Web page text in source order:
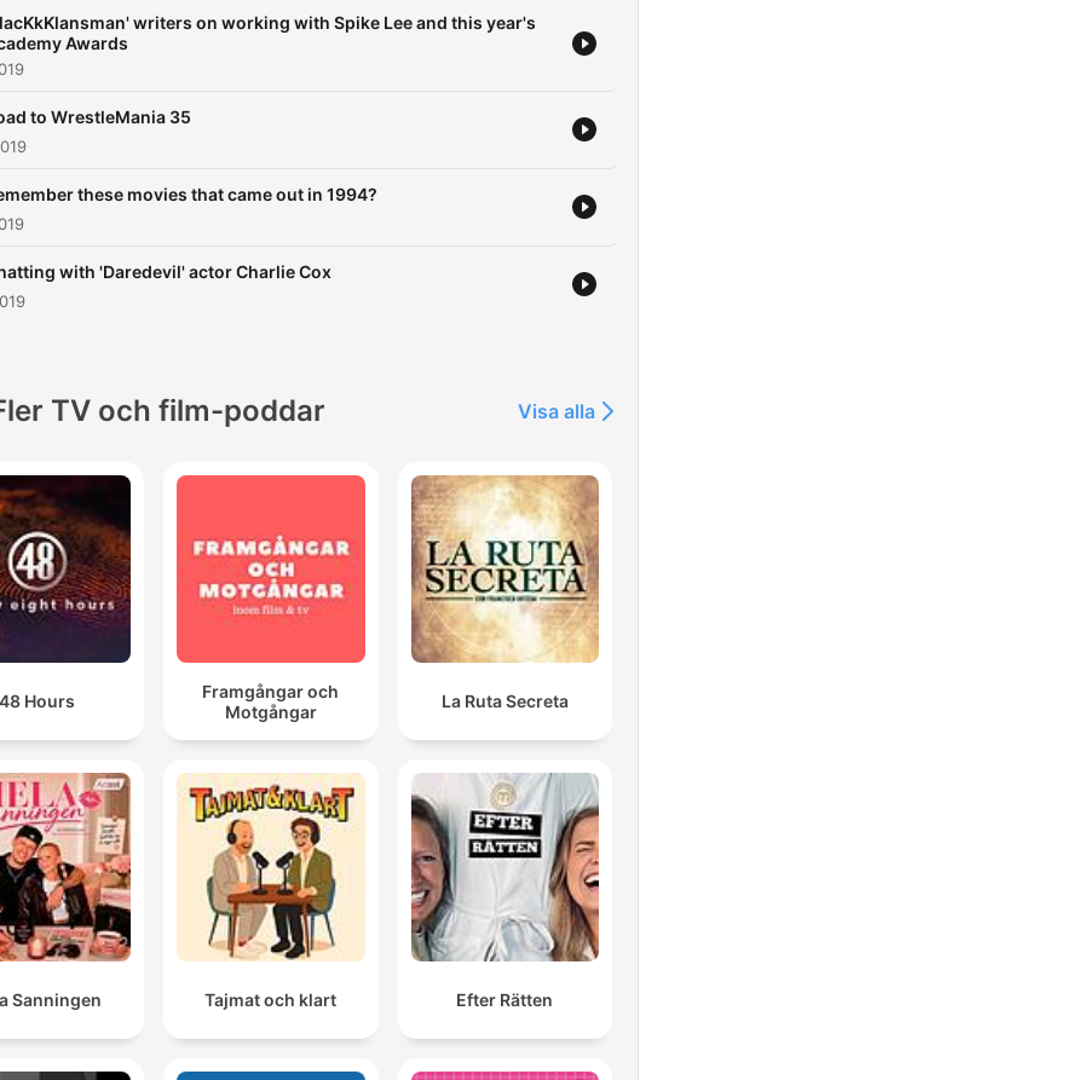
writers on working with Spike Lee and this year's
Awards
to WrestleMania 35
these movies that came out in 1994?
with 'Daredevil' actor Charlie Cox
TV och film-poddar Visa alla
48 Hours
Framgångar och
Motgångar
La Ruta Secreta
Sanningen Tajmat och klart Efter Rätten